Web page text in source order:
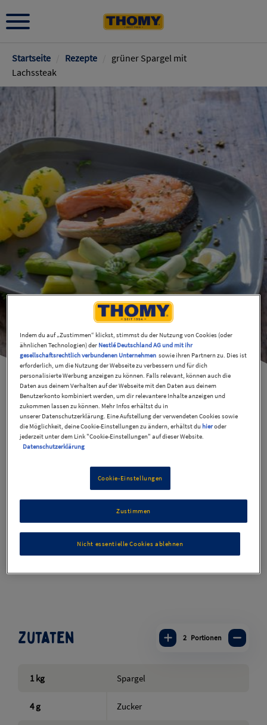
Pfadnavigation
Startseite Rezepte
grüner Spargel mit
Lachssteak
grüner Spargel mit
Lachssteak
Mittel
Lachs mit Spargel ist ein tolle Kombination, die immer
wieder gerne zubereitet wird. Dazu eine cremige
Zutaten 2 Portionen
1 kg Spargel
4 g Zucker
Indem du auf „Zustimmen“ klickst, stimmst du der Nutzung von Cookies (oder
ähnlichen Technologien) der Nestlé Deutschland AG und mit ihr
gesellschaftsrechtlich verbundenen Unternehmen sowie ihren Partnern zu. Dies ist
erforderlich, um die Nutzung der Webseite zu verbessern und für dich
personalisierte Werbung anzeigen zu können. Falls relevant, können auch die
Daten aus deinem Verhalten auf der Webseite mit den Daten aus deinem
Benutzerkonto kombiniert werden, um dir relevantere Inhalte anzeigen und
zukommen lassen zu können. Mehr Infos erhältst du in
unserer Datenschutzerklärung. Eine Aufstellung der verwendeten Cookies sowie
die Möglichkeit, deine Cookie-Einstellungen zu ändern, erhältst du hieroder
jederzeit unter dem Link "Cookie-Einstellungen" auf dieser Website.
Datenschutzerklärung
Cookie-Einstellungen
Nicht essentielle Cookies ablehnen
Zustimmen